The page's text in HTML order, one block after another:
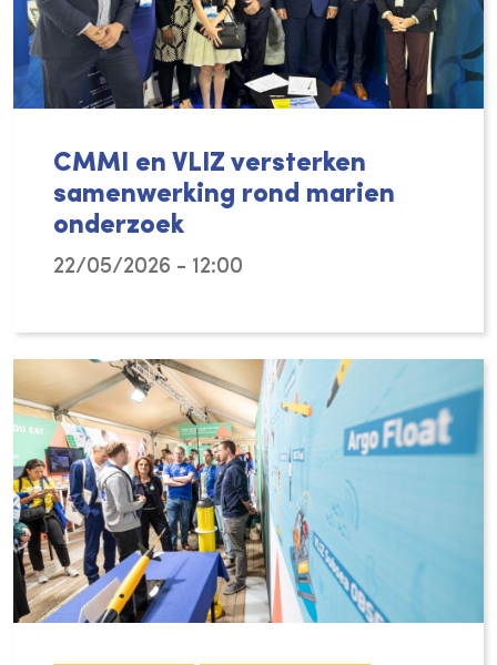
CMMI en VLIZ versterken
samenwerking rond marien
onderzoek
22/05/2026 - 12:00